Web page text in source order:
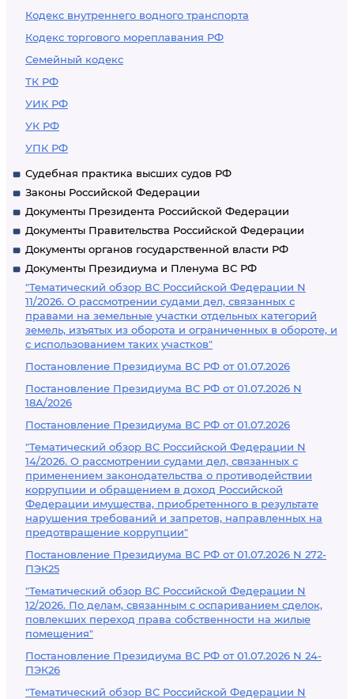
Кодекс внутреннего водного транспорта
Кодекс торгового мореплавания РФ
Семейный кодекс
ТК РФ
УИК РФ
УК РФ
УПК РФ
Судебная практика высших судов РФ
Законы Российской Федерации
Документы Президента Российской Федерации
Документы Правительства Российской Федерации
Документы органов государственной власти РФ
Документы Президиума и Пленума ВС РФ
"Тематический обзор ВС Российской Федерации N
11/2026. О рассмотрении судами дел, связанных с
правами на земельные участки отдельных категорий
земель, изъятых из оборота и ограниченных в обороте, и
с использованием таких участков"
Постановление Президиума ВС РФ от 01.07.2026
Постановление Президиума ВС РФ от 01.07.2026 N
18А/2026
Постановление Президиума ВС РФ от 01.07.2026
"Тематический обзор ВС Российской Федерации N
14/2026. О рассмотрении судами дел, связанных с
применением законодательства о противодействии
коррупции и обращением в доход Российской
Федерации имущества, приобретенного в результате
нарушения требований и запретов, направленных на
предотвращение коррупции"
Постановление Президиума ВС РФ от 01.07.2026 N 272-
ПЭК25
"Тематический обзор ВС Российской Федерации N
12/2026. По делам, связанным с оспариванием сделок,
повлекших переход права собственности на жилые
помещения"
Постановление Президиума ВС РФ от 01.07.2026 N 24-
ПЭК26
"Тематический обзор ВС Российской Федерации N